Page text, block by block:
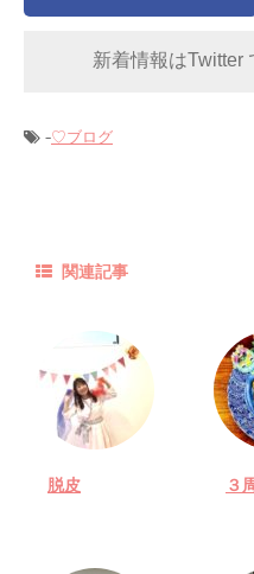
新着情報はTwitter
-♡ブログ
関連記事
脱皮 ３